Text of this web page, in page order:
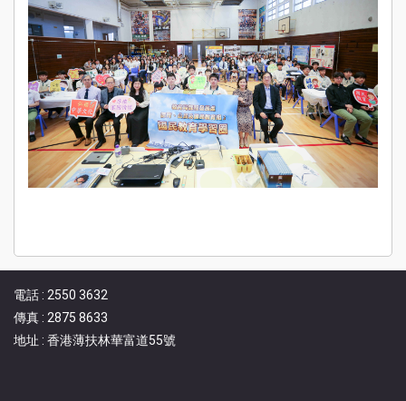
電話 : 2550 3632
傳真 : 2875 8633
地址 : 香港薄扶林華富道55號